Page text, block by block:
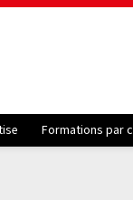
Formations par